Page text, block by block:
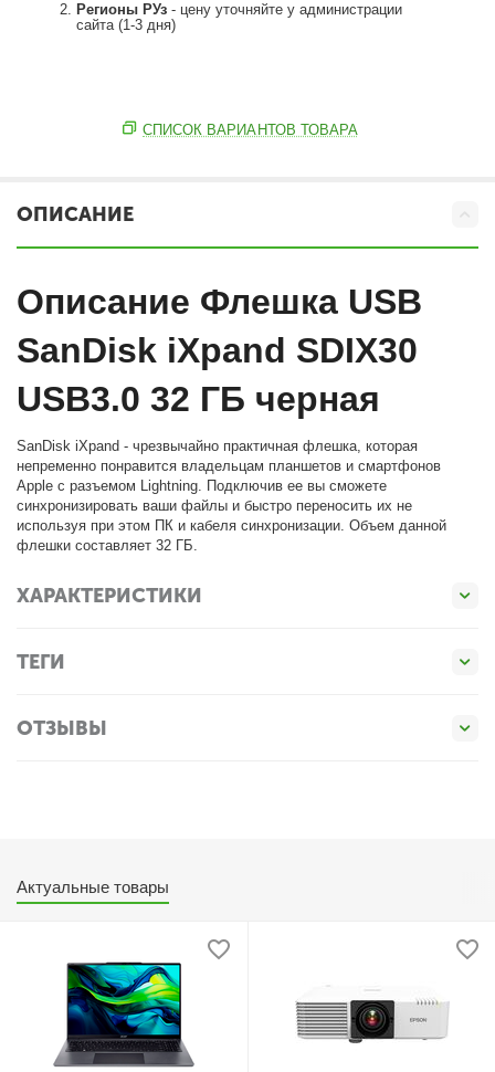
Регионы РУз - цену уточняйте у администрации
сайта (1-3 дня)
СПИСОК ВАРИАНТОВ ТОВАРА
ОПИСАНИЕ
Описание Флешка USB
SanDisk iXpand SDIX30
USB3.0 32 ГБ черная
SanDisk iXpand - чрезвычайно практичная флешка, которая
непременно понравится владельцам планшетов и смартфонов
Apple с разъемом Lightning. Подключив ее вы сможете
синхронизировать ваши файлы и быстро переносить их не
используя при этом ПК и кабеля синхронизации. Объем данной
флешки составляет 32 ГБ.
ХАРАКТЕРИСТИКИ
ТЕГИ
ОТЗЫВЫ
Актуальные товары